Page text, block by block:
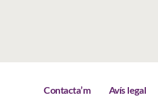
Contacta’m Avís legal